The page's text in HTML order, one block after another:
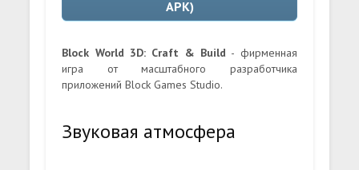
APK)
Block World 3D: Craft & Build - фирменная
игра от масштабного разработчика
приложений Block Games Studio.
Звуковая атмосфера